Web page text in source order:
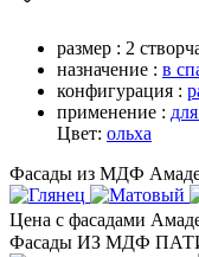
размер : 2
назначение : в
конфигурация :
применение :
Цвет: ольха
Фасады из МДФ
Цена с фасадами
Фасады ИЗ МДФ